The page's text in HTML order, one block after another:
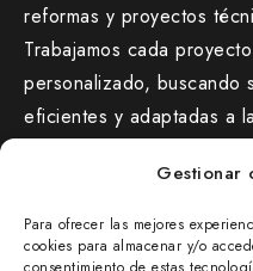
Gestionar
Para ofrecer las mejores
cookies para almacenar y/o
reformas y proyectos
Trabajamos cada
personalizado, buscando
eficientes y adaptadas a
jiarquitectura.com/